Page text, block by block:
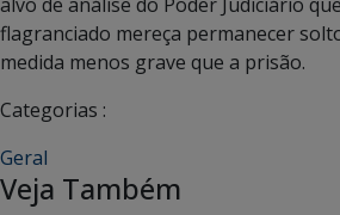
flagranciado mereça permanecer
medida menos grave que a prisão.
Categorias :
Geral
Veja Também